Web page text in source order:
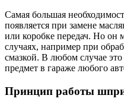
Самая большая
появляется при замене
или коробке передач. Но он
случаях, например при
смазкой. В любом случае
предмет в гараже любого
Принцип работы